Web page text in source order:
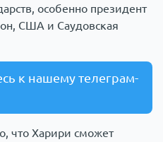
особенно президент
США и Саудовская
к нашему телеграм-
что Харири сможет